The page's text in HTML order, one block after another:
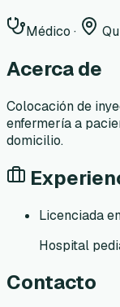
Médico ·
Acerca de
Colocación de
enfermería a
domicilio.
Licenciada
Hospital
Contacto